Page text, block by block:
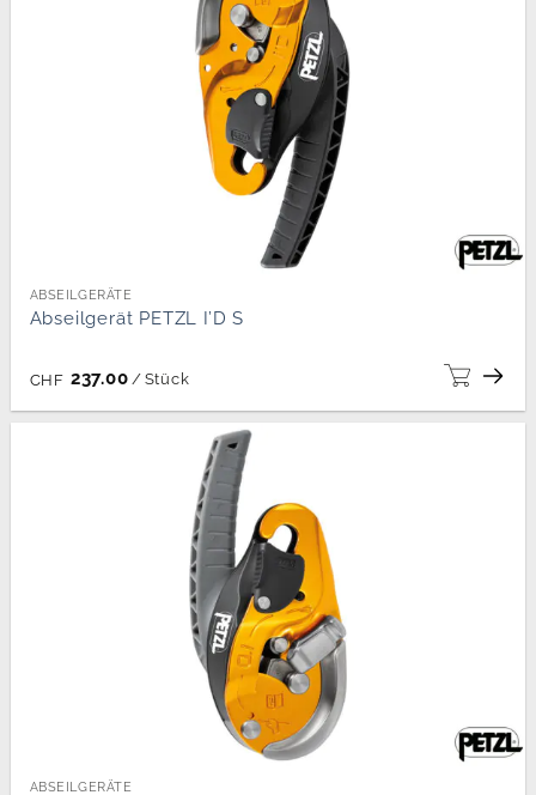
ABSEILGERÄTE
Abseilgerät PETZL I’D S
CHF 237.00 / Stück
ABSEILGERÄTE